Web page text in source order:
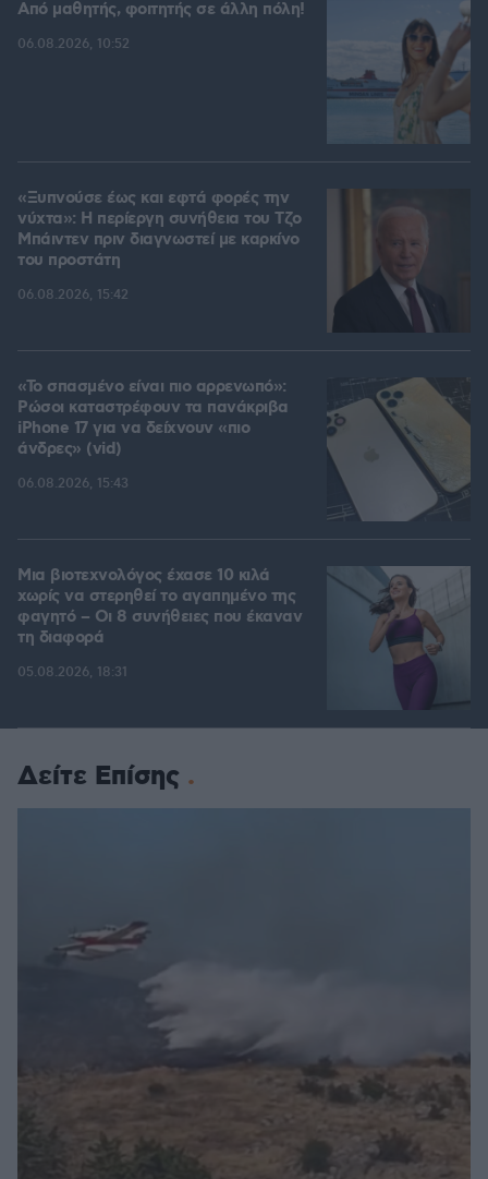
Από μαθητής, φοιτητής σε άλλη πόλη!
06.08.2026, 10:52
«Ξυπνούσε έως και εφτά φορές την
νύχτα»: Η περίεργη συνήθεια του Τζο
Μπάιντεν πριν διαγνωστεί με καρκίνο
του προστάτη
06.08.2026, 15:42
«Το σπασμένο είναι πιο αρρενωπό»:
Ρώσοι καταστρέφουν τα πανάκριβα
iPhone 17 για να δείχνουν «πιο
άνδρες» (vid)
06.08.2026, 15:43
Μια βιοτεχνολόγος έχασε 10 κιλά
χωρίς να στερηθεί το αγαπημένο της
φαγητό – Οι 8 συνήθειες που έκαναν
τη διαφορά
05.08.2026, 18:31
Δείτε Επίσης